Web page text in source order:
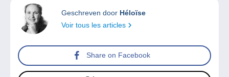
Geschreven door Héloïse
Voir tous les articles
Share on Facebook